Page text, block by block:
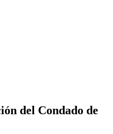
del Condado de